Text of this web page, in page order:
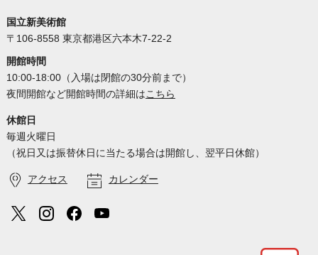
国立新美術館
〒106-8558 東京都港区六本木7-22-2
開館時間
10:00-18:00（入場は閉館の30分前まで）
夜間開館など開館時間の詳細はこちら
休館日
毎週火曜日
（祝日又は振替休日に当たる場合は開館し、翌平日休館）
アクセス カレンダー